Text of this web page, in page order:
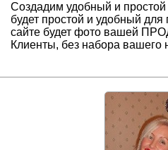
Создадим удобный и простой
будет простой и удобный
сайте будет фото вашей
Клиенты, без набора вашего